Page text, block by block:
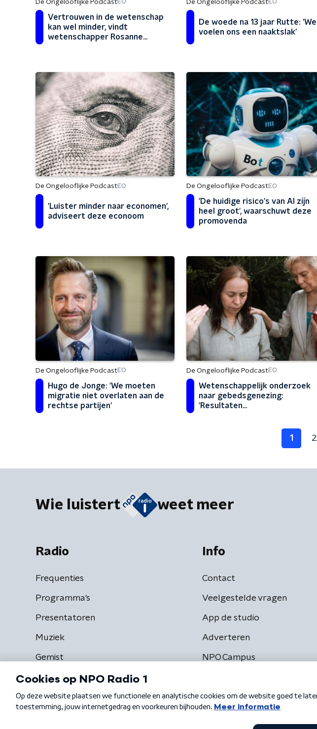
De Ongelooflijke PodcastEO
Vertrouwen in de wetenschap
kan wel minder, vindt
wetenschapper Rosanne
De Ongelooflijke PodcastEO
De woede na 13 jaar Rutte: 'We
voelen ons een naaktslak'
De Ongelooflijke PodcastEO
'Luister minder naar economen',
adviseert deze econoom
De Ongelooflijke PodcastEO
'De huidige risico's van AI zíj́n
heel groot', waarschuwt deze
promovenda
De Ongelooflijke PodcastEO
Hugo de Jonge: 'We moeten
migratie niet overlaten aan de
rechtse partijen'
De Ongelooflijke PodcastEO
Wetenschappelijk onderzoek
naar gebedsgenezing:
'Resultaten
1 2
Wie luistert weet meer
Radio
Frequenties
Programma's
Presentatoren
Muziek
Gemist
Info
Contact
Veelgestelde vragen
App de studio
Adverteren
NPO Campus
Algemene voorwaarden Privacybeleid